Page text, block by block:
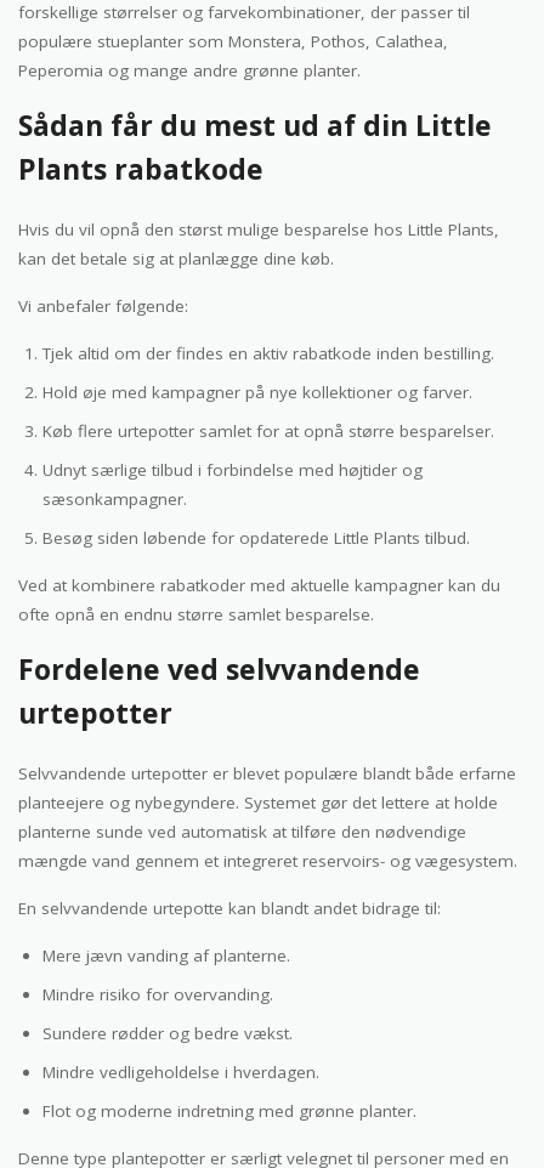
forskellige størrelser og farvekombinationer, der passer til
populære stueplanter som Monstera, Pothos, Calathea,
Peperomia og mange andre grønne planter.
Sådan får du mest ud af din Little
Plants rabatkode
Hvis du vil opnå den størst mulige besparelse hos Little Plants,
kan det betale sig at planlægge dine køb.
Vi anbefaler følgende:
Tjek altid om der findes en aktiv rabatkode inden bestilling.
Hold øje med kampagner på nye kollektioner og farver.
Køb flere urtepotter samlet for at opnå større besparelser.
Udnyt særlige tilbud i forbindelse med højtider og
sæsonkampagner.
Besøg siden løbende for opdaterede Little Plants tilbud.
Ved at kombinere rabatkoder med aktuelle kampagner kan du
ofte opnå en endnu større samlet besparelse.
Fordelene ved selvvandende
urtepotter
Selvvandende urtepotter er blevet populære blandt både erfarne
planteejere og nybegyndere. Systemet gør det lettere at holde
planterne sunde ved automatisk at tilføre den nødvendige
mængde vand gennem et integreret reservoirs- og vægesystem.
En selvvandende urtepotte kan blandt andet bidrage til:
Mere jævn vanding af planterne.
Mindre risiko for overvanding.
Sundere rødder og bedre vækst.
Mindre vedligeholdelse i hverdagen.
Flot og moderne indretning med grønne planter.
Denne type plantepotter er særligt velegnet til personer med en